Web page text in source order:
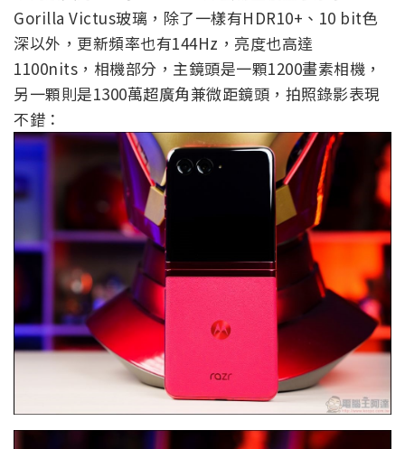
Gorilla Victus玻璃，除了一樣有HDR10+、10 bit色
深以外，更新頻率也有144Hz，亮度也高達
1100nits，相機部分，主鏡頭是一顆1200畫素相機，
另一顆則是1300萬超廣角兼微距鏡頭，拍照錄影表現
不錯：